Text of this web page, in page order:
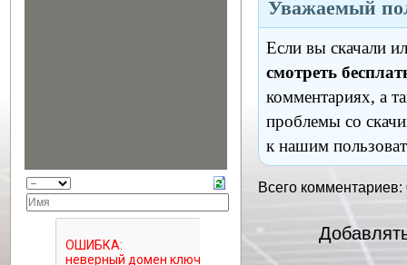
Уважаемый
Если вы скачали
смотреть
комментариях, а
проблемы со
к нашим
Всего комментариев: